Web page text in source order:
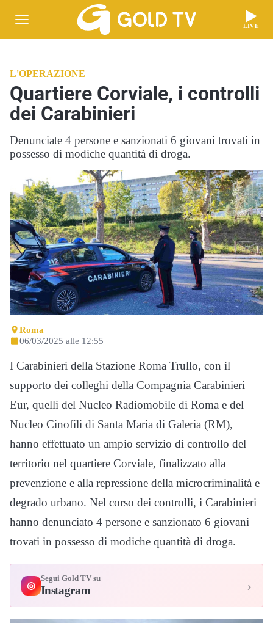
LIVE
L'OPERAZIONE
Quartiere Corviale, i controlli
dei Carabinieri
Denunciate 4 persone e sanzionati 6 giovani trovati in
possesso di modiche quantità di droga.
Roma
06/03/2025 alle 12:55
I Carabinieri della Stazione Roma Trullo, con il
supporto dei colleghi della Compagnia Carabinieri
Eur, quelli del Nucleo Radiomobile di Roma e del
Nucleo Cinofili di Santa Maria di Galeria (RM),
hanno effettuato un ampio servizio di controllo del
territorio nel quartiere Corviale, finalizzato alla
prevenzione e alla repressione della microcriminalità e
degrado urbano. Nel corso dei controlli, i Carabinieri
hanno denunciato 4 persone e sanzionato 6 giovani
trovati in possesso di modiche quantità di droga.
◎
Segui Gold TV su
Instagram ›